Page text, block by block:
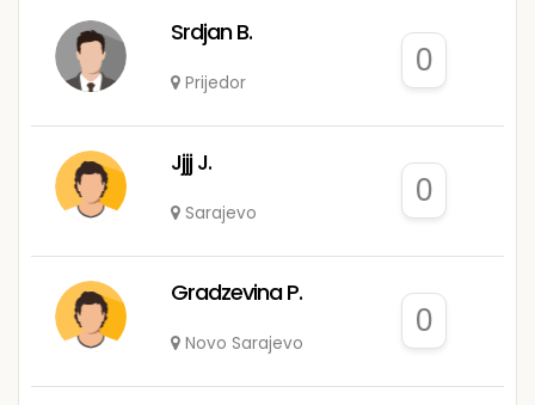
Srdjan B.
Prijedor
0
Jjjj J.
Sarajevo
0
Gradzevina P.
Novo Sarajevo
0